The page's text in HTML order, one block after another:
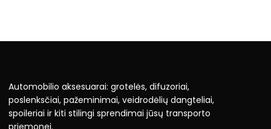
Automobilio aksesuarai: grotelės, difuzoriai,
poslenksčiai, pažeminimai, veidrodėlių dangteliai,
spoileriai ir kiti stilingi sprendimai jūsų transporto
priemonei.